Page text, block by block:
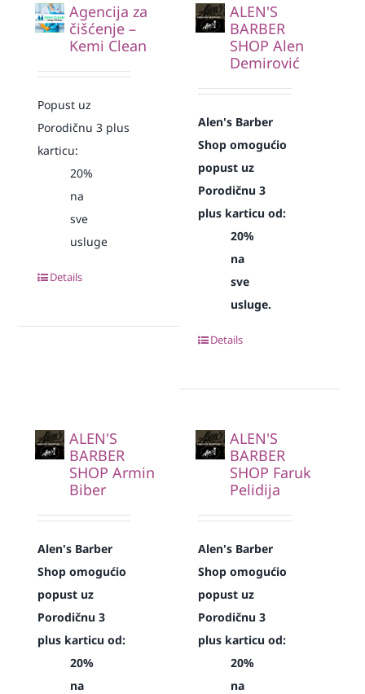
Agencija za
čišćenje –
Kemi Clean
Popust uz
Porodičnu 3 plus
karticu:
20%
na
sve
usluge
Details
ALEN'S
BARBER
SHOP Alen
Demirović
Alen's Barber
Shop omogućio
popust uz
Porodičnu 3
plus karticu od:
20%
na
sve
usluge.
Details
ALEN'S
BARBER
SHOP Armin
Biber
Alen's Barber
Shop omogućio
popust uz
Porodičnu 3
plus karticu od:
20%
na
ALEN'S
BARBER
SHOP Faruk
Pelidija
Alen's Barber
Shop omogućio
popust uz
Porodičnu 3
plus karticu od:
20%
na